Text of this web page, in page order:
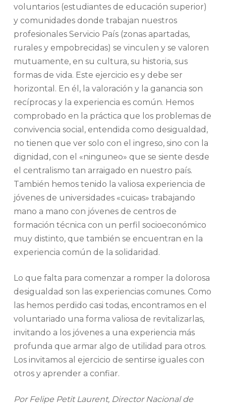
voluntarios (estudiantes de educación superior)
y comunidades donde trabajan nuestros
profesionales Servicio País (zonas apartadas,
rurales y empobrecidas) se vinculen y se valoren
mutuamente, en su cultura, su historia, sus
formas de vida. Este ejercicio es y debe ser
horizontal. En él, la valoración y la ganancia son
recíprocas y la experiencia es común. Hemos
comprobado en la práctica que los problemas de
convivencia social, entendida como desigualdad,
no tienen que ver solo con el ingreso, sino con la
dignidad, con el «ninguneo» que se siente desde
el centralismo tan arraigado en nuestro país.
También hemos tenido la valiosa experiencia de
jóvenes de universidades «cuicas» trabajando
mano a mano con jóvenes de centros de
formación técnica con un perfil socioeconómico
muy distinto, que también se encuentran en la
experiencia común de la solidaridad.
Lo que falta para comenzar a romper la dolorosa
desigualdad son las experiencias comunes. Como
las hemos perdido casi todas, encontramos en el
voluntariado una forma valiosa de revitalizarlas,
invitando a los jóvenes a una experiencia más
profunda que armar algo de utilidad para otros.
Los invitamos al ejercicio de sentirse iguales con
otros y aprender a confiar.
Por Felipe Petit Laurent, Director Nacional de